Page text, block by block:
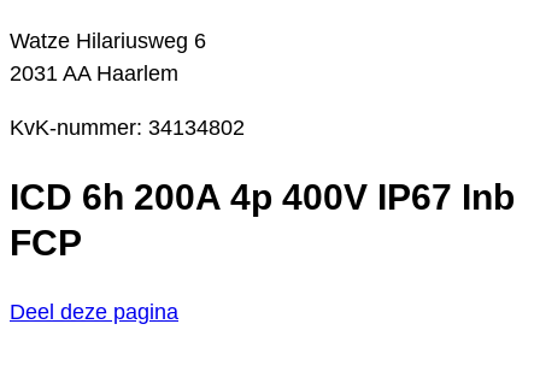
Watze Hilariusweg 6
2031 AA Haarlem
KvK-nummer: 34134802
ICD 6h 200A 4p 400V IP67 Inb
FCP
Deel deze pagina